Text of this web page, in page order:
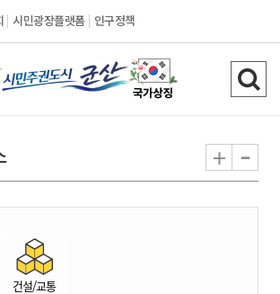
시민광장플랫폼 인구정책
시
민
권
검
색
기
+ -
건설/교통